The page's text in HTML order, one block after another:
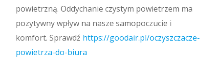
powietrzną. Oddychanie czystym powietrzem ma
pozytywny wpływ na nasze samopoczucie i
komfort. Sprawdź https://goodair.pl/oczyszczacze-
powietrza-do-biura